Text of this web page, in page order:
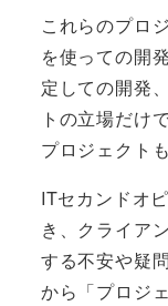
これらのプロ
を使っての開
定しての開発
トの立場だけ
プロジェクト
ITセカンドオ
き、クライア
する不安や疑
から「プロジ